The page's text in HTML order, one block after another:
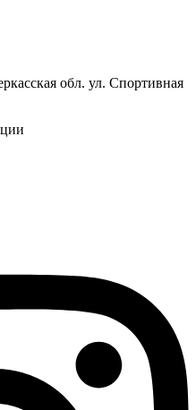
обл. ул. Спортивная